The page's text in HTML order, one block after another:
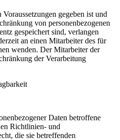
gegeben ist und
von personenbezogenen
gespeichert sind, verlangen
an einen Mitarbeiter des für
wenden. Der Mitarbeiter der
der Verarbeitung
Daten betroffene
Richtlinien- und
die sie betreffenden